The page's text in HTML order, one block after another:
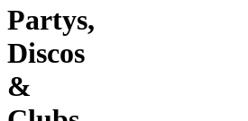
Partys,
Discos
&